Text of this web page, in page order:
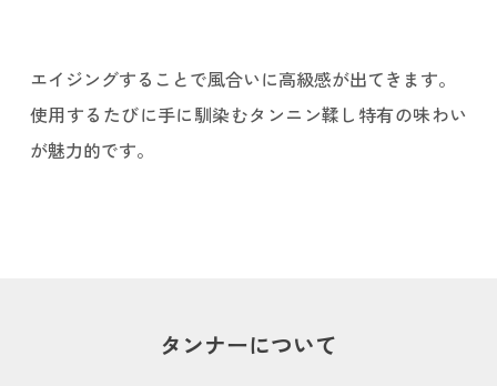
エイジングすることで風合いに高級感が出てきます。
使用するたびに手に馴染むタンニン鞣し特有の味わい
が魅力的です。
タンナーについて